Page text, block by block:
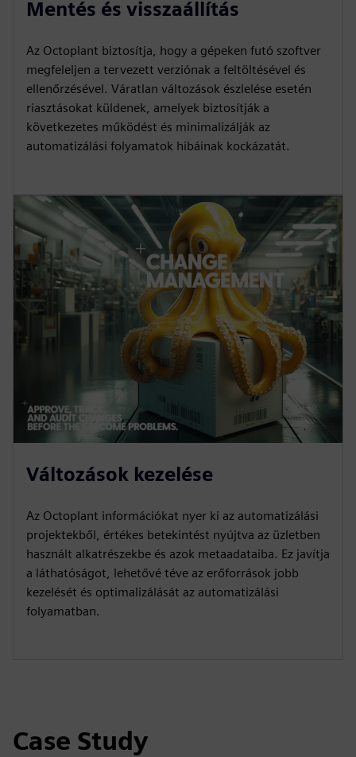
Mentés és visszaállítás
Az Octoplant biztosítja, hogy a gépeken futó szoftver
megfeleljen a tervezett verziónak a feltöltésével és
ellenőrzésével. Váratlan változások észlelése esetén
riasztásokat küldenek, amelyek biztosítják a
következetes működést és minimalizálják az
automatizálási folyamatok hibáinak kockázatát.
Változások kezelése
Az Octoplant információkat nyer ki az automatizálási
projektekből, értékes betekintést nyújtva az üzletben
használt alkatrészekbe és azok metaadataiba. Ez javítja
a láthatóságot, lehetővé téve az erőforrások jobb
kezelését és optimalizálását az automatizálási
folyamatban.
Case Study